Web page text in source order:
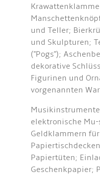
und Teller;
und Skulpturen;
("Pogs");
dekorative
Figurinen und
vorgenannten
elektronische
Geldklammern
Papiertüten;
Geschenkpapier;